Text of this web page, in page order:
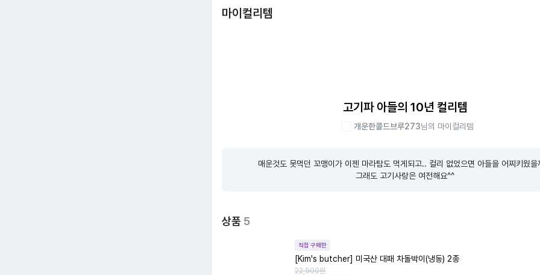
마이컬리템
고기파 아들의 10년 컬리템
개운한콜드브루273님의 마이컬리템
매운것도 못먹던 꼬맹이가 이젠 마라탐도 먹게되고.. 컬리 없었으면 아들을 어찌키웠
그래도 고기사랑은 여전해요^^
상품 5
직접 구매한
[Kim's butcher] 미국산 대패 차돌박이(냉동) 2종
22,900원